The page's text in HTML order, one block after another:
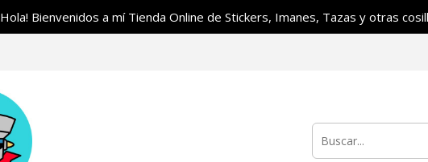
Hola! Bienvenidos a mí Tienda Online de Stickers, Imanes, Tazas y otras